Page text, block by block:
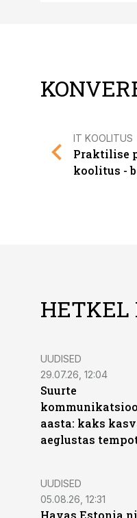
IT KOOLITUS
Praktilise
koolitus -
HETKEL
UUDISED
29.07.26, 12:04
Suurte
aasta: kaks
aeglustas
UUDISED
05.08.26, 12:31
Havas Estonia